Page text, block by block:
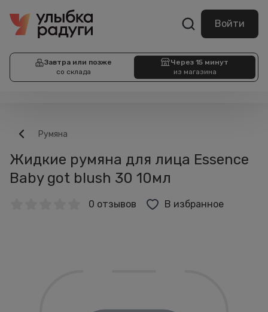
Войти
Завтра или позже
со склада
Через 15 минут
из магазина
Румяна
Жидкие румяна для лица Essence
Baby got blush 30 10мл
0 отзывов В избранное